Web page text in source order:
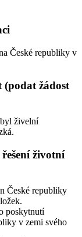
České republiky v
(podat žádost
živelní
životní
České republiky
poskytnutí
v zemi svého